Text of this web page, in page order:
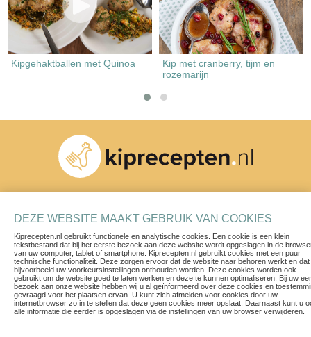
Kipgehaktballen met Quinoa
Kip met cranberry, tijm en
rozemarijn
Recepten
Blogs & Vlogs
Contact
Privacy Policy
DEZE WEBSITE MAAKT GEBRUIK VAN COOKIES
Kiprecepten.nl gebruikt functionele en analytische cookies. Een cookie is een klein
tekstbestand dat bij het eerste bezoek aan deze website wordt opgeslagen in de
van uw computer, tablet of smartphone. Kiprecepten.nl gebruikt cookies met een puur
technische functionaliteit. Deze zorgen ervoor dat de website naar behoren werkt en dat
bijvoorbeeld uw voorkeursinstellingen onthouden worden. Deze cookies worden ook
gebruikt om de website goed te laten werken en deze te kunnen optimaliseren. Bij uw
bezoek aan onze website hebben wij u al geïnformeerd over deze cookies en
gevraagd voor het plaatsen ervan. U kunt zich afmelden voor cookies door uw
internetbrowser zo in te stellen dat deze geen cookies meer opslaat. Daarnaast kunt u
alle informatie die eerder is opgeslagen via de instellingen van uw browser verwijderen.